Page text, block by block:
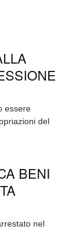
essere
del
BENI
nel